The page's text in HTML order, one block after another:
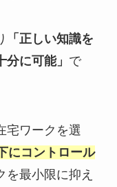
「正しい知識を
に可能」 で
宅ワークを選
にコントロール
を最小限に抑え